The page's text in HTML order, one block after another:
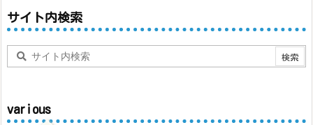
サイト内検索
various